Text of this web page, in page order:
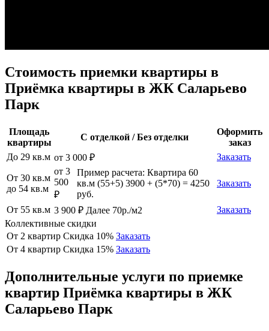
Стоимость приемки квартиры в
Приёмка квартиры в ЖК Саларьево
Парк
Площадь
квартиры
С отделкой / Без отделки
Оформить
заказ
До 29 кв.м от 3 000 ₽ Заказать
От 30 кв.м
до 54 кв.м
от 3
500
₽
Пример расчета: Квартира 60
кв.м (55+5) 3900 + (5*70) = 4250
руб.
Заказать
От 55 кв.м 3 900 ₽ Далее 70р./м2
Заказать
Коллективные скидки
От 2 квартир Скидка 10% Заказать
От 4 квартир Скидка 15% Заказать
Дополнительные услуги по приемке
квартир Приёмка квартиры в ЖК
Саларьево Парк